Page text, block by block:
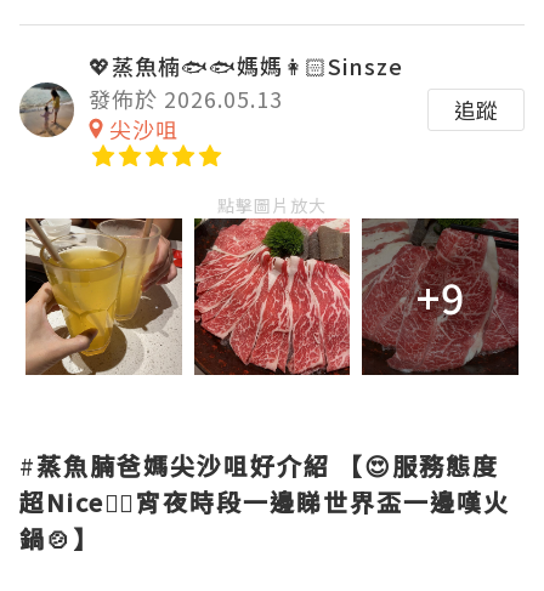
💖蒸魚楠🐟🐟媽媽👩🏻Sinsze
發佈於 2026.05.13
尖沙咀
追蹤
點擊圖片放大
+9
#蒸魚腩爸媽尖沙咀好介紹
【😍服務態度
超Nice👍🏻宵夜時段一邊睇世界盃一邊嘆火
鍋🍲】